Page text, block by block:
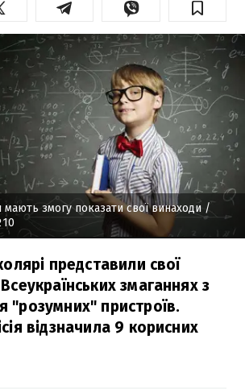
мають змогу показати свої винаходи /
представили свої
змаганнях з
"розумних" пристроїв.
відзначила 9 корисних